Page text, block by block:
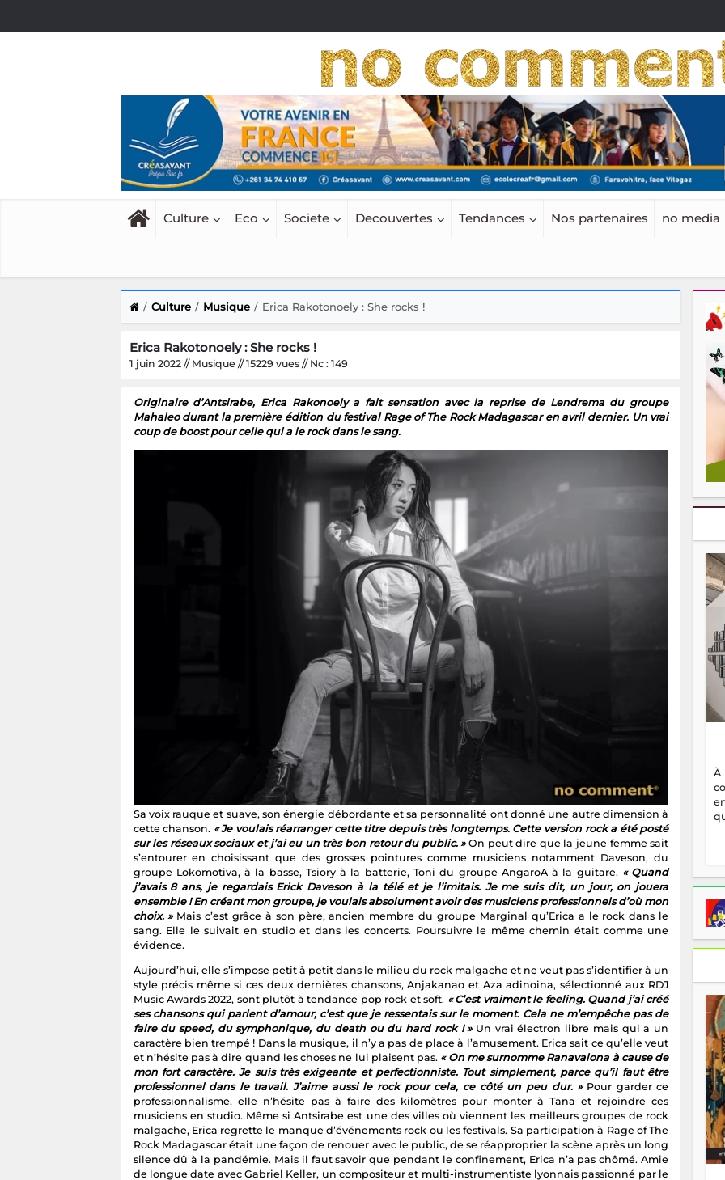
Culture Eco Societe Decouvertes Tendances Nos partenaires no media
Culture Musique Erica Rakotonoely : She rocks !
Erica Rakotonoely : She rocks !
1 juin 2022 // Musique // 15229 vues // Nc : 149
Originaire d’Antsirabe, Erica Rakonoely a fait sensation avec la reprise de Lendrema du groupe
Mahaleo durant la première édition du festival Rage of The Rock Madagascar en avril dernier. Un vrai
coup de boost pour celle qui a le rock dans le sang.
Sa voix rauque et suave, son énergie débordante et sa personnalité ont donné une autre dimension à
cette chanson. « Je voulais réarranger cette titre depuis très longtemps. Cette version rock a été posté
sur les réseaux sociaux et j’ai eu un très bon retour du public. »On peut dire que la jeune femme sait
s’entourer en choisissant que des grosses pointures comme musiciens notamment Daveson, du
groupe Lökömotiva, à la basse, Tsiory à la batterie, Toni du groupe AngaroA à la guitare. « Quand
j’avais 8 ans, je regardais Erick Daveson à la télé et je l’imitais. Je me suis dit, un jour, on jouera
ensemble ! En créant mon groupe, je voulais absolument avoir des musiciens professionnels d’où mon
choix. »Mais c’est grâce à son père, ancien membre du groupe Marginal qu’Erica a le rock dans le
sang. Elle le suivait en studio et dans les concerts. Poursuivre le même chemin était comme une
évidence.
Aujourd’hui, elle s’impose petit à petit dans le milieu du rock malgache et ne veut pas s’identifier à un
style précis même si ces deux dernières chansons, Anjakanao et Aza adinoina, sélectionné aux RDJ
Music Awards 2022, sont plutôt à tendance pop rock et soft. « C’est vraiment le feeling. Quand j’ai créé
ses chansons qui parlent d’amour, c’est que je ressentais sur le moment. Cela ne m’empêche pas de
faire du speed, du symphonique, du death ou du hard rock ! »Un vrai électron libre mais qui a un
caractère bien trempé ! Dans la musique, il n’y a pas de place à l’amusement. Erica sait ce qu’elle veut
et n’hésite pas à dire quand les choses ne lui plaisent pas. « On me surnomme Ranavalona à cause de
mon fort caractère. Je suis très exigeante et perfectionniste. Tout simplement, parce qu’il faut être
professionnel dans le travail. J’aime aussi le rock pour cela, ce côté un peu dur. »Pour garder ce
professionnalisme, elle n’hésite pas à faire des kilomètres pour monter à Tana et rejoindre ces
musiciens en studio. Même si Antsirabe est une des villes où viennent les meilleurs groupes de rock
malgache, Erica regrette le manque d’événements rock ou les festivals. Sa participation à Rage of The
Rock Madagascar était une façon de renouer avec le public, de se réapproprier la scène après un long
silence dû à la pandémie. Mais il faut savoir que pendant le confinement, Erica n’a pas chômé. Amie
de longue date avec Gabriel Keller, un compositeur et multi-instrumentiste lyonnais passionné par le